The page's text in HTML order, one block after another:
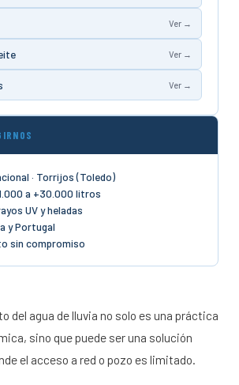
del agua de lluvia no solo es una práctica
sino que puede ser una solución
el acceso a red o pozo es limitado.
Ver →
Ver →
Ver →
· Torrijos (Toledo)
a +30.000 litros
UV y heladas
y Portugal
sin compromiso